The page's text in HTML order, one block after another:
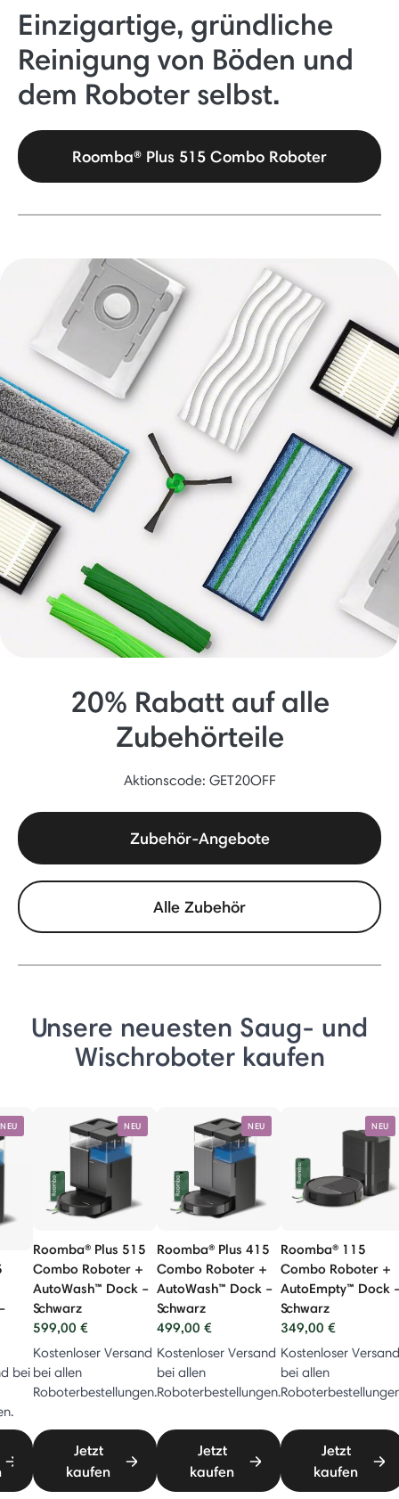
Einzigartige, gründliche
Reinigung von Böden und
dem Roboter selbst.
Roomba® Plus 515 Combo Roboter
20% Rabatt auf alle
Zubehörteile
Aktionscode: GET20OFF
Zubehör-Angebote
Alle Zubehör
Unsere neuesten Saug- und
Wischroboter kaufen
NEU
bei
NEU
Roomba® Plus 515
Combo Roboter +
AutoWash™ Dock –
Schwarz
599,00 €
Kostenloser Versand
bei allen
Roboterbestellungen.
Jetzt
kaufen
NEU
Roomba® Plus 415
Combo Roboter +
AutoWash™ Dock –
Schwarz
499,00 €
Kostenloser Versand
bei allen
Roboterbestellungen.
Jetzt
kaufen
NEU
Roomba® 115
Combo Roboter +
AutoEmpty™ Dock
Schwarz
349,00 €
Kostenloser Versand
bei allen
Jetzt
kaufen